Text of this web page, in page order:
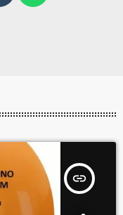
insert_link